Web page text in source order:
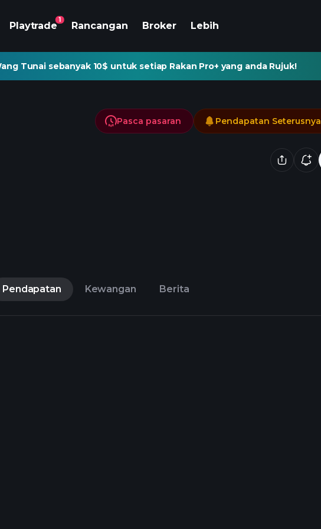
Playtrade
1
Rancangan Broker Lebih
Tunai sebanyak 10$ untuk setiap Rakan Pro+ yang anda Rujuk!
Pasca pasaran Pendapatan Seterusnya
Pendapatan Kewangan Berita